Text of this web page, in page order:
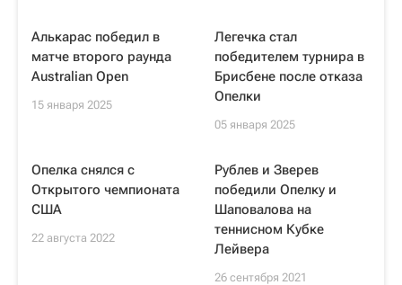
Алькарас победил в
матче второго раунда
Australian Open
15 января 2025
Легечка стал
победителем турнира в
Брисбене после отказа
Опелки
05 января 2025
Опелка снялся с
Открытого чемпионата
США
22 августа 2022
Рублев и Зверев
победили Опелку и
Шаповалова на
теннисном Кубке
Лейвера
26 сентября 2021